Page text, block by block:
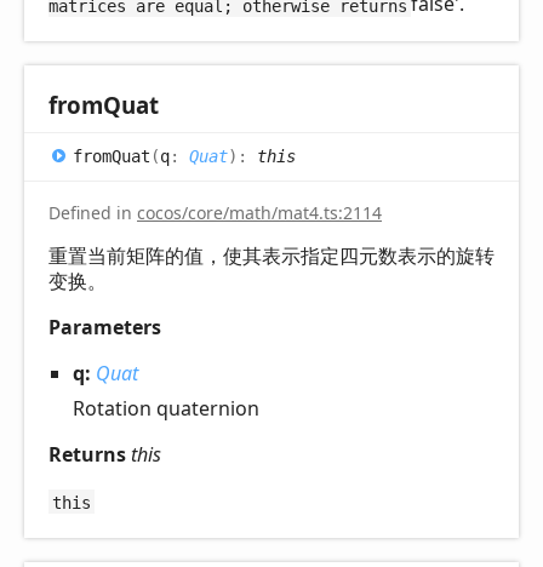
matrices are equal; otherwise returns
fromQuat
fromQuat (q: Quat) : this
Defined in cocos/core/math/mat4.ts:2114
重置当前矩阵的值，使其表示指定四元数表示的旋转
变换。
Parameters
q: Quat
Rotation quaternion
Returnsthis
this